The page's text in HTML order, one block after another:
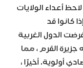
أعداء الولايات
كانوا قد
التاليين . ثم ، في عام 2014 ، فرضت الدول الغربية
القرم ، مما
أولوية. أخيرًا ،